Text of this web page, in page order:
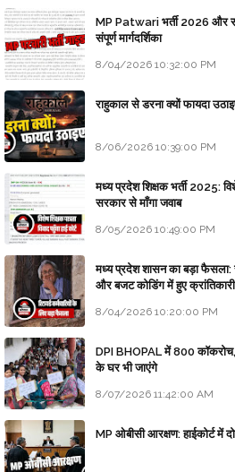
MP Patwari भर्ती 2026 और
संपूर्ण मार्गदर्शिका
8/04/2026 10:32:00 PM
राहुकाल से डरना क्यों फायदा
8/06/2026 10:39:00 PM
मध्य प्रदेश शिक्षक भर्ती 2025:
सरकार से माँगा जवाब
8/05/2026 10:49:00 PM
मध्य प्रदेश शासन का बड़ा फैसला:
और बजट कोडिंग में हुए
8/04/2026 10:20:00 PM
DPI BHOPAL में 800
के घर भी जाएंगे
8/07/2026 11:42:00 AM
MP ओबीसी आरक्षण: हाईकोर्ट में